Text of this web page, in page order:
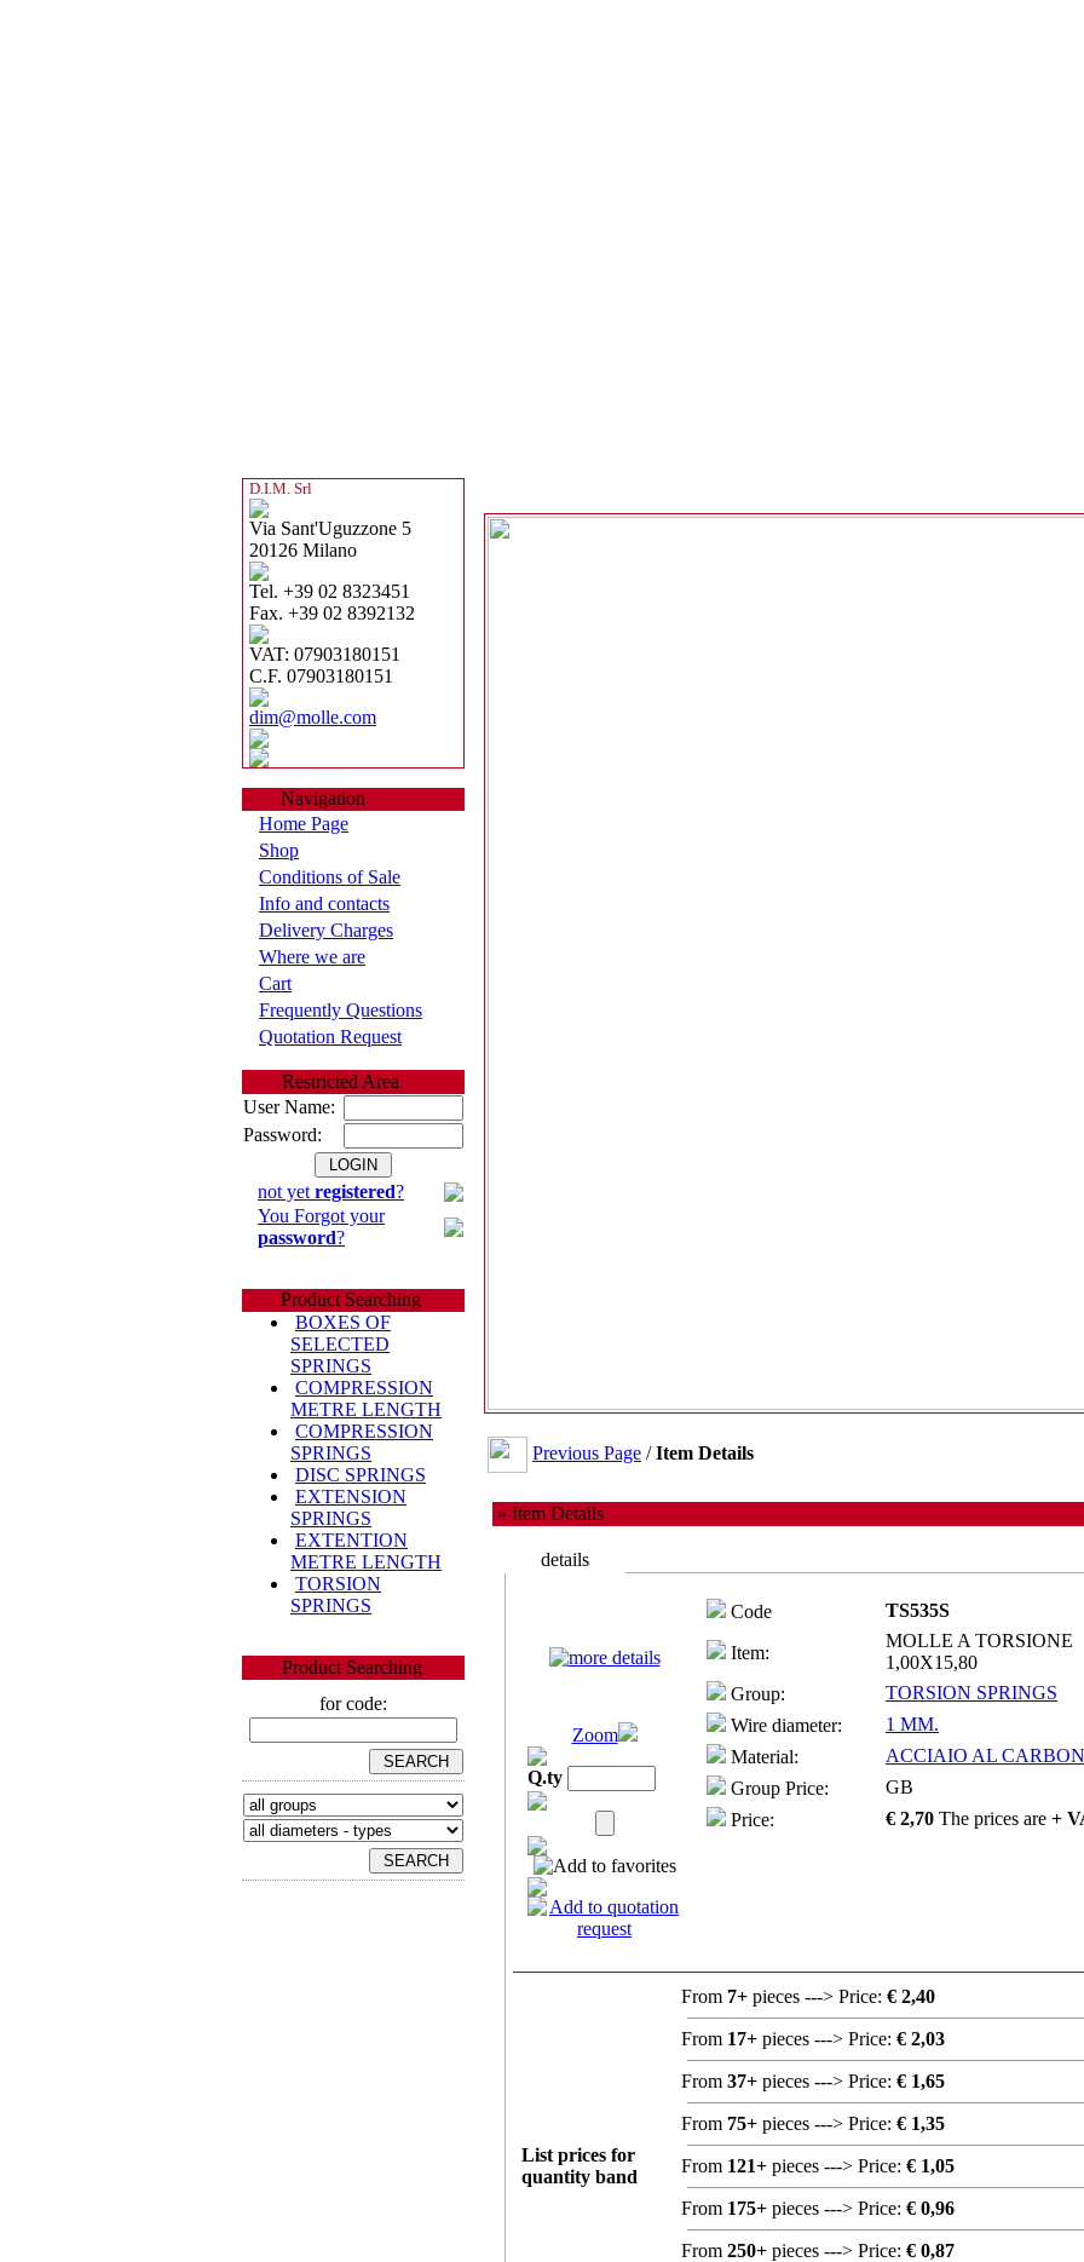
D.I.M. Srl
Via Sant'Uguzzone 5
20126 Milano
Tel. +39 02 8323451
Fax. +39 02 8392132
VAT: 07903180151
C.F. 07903180151
dim@molle.com
Navigation
Home Page
Shop
Conditions of Sale
Info and contacts
Delivery Charges
Where we are
Cart
Frequently Questions
Quotation Request
Restricted Area
User Name:
Password:
not yet registered?
You Forgot your
password?
Product Searching
BOXES OF
SELECTED
SPRINGS
COMPRESSION
METRE LENGTH
COMPRESSION
SPRINGS
DISC SPRINGS
EXTENSION
SPRINGS
EXTENTION
METRE LENGTH
TORSION
SPRINGS
Product Searching
for code:
Previous Page /Item Details
» Item Details
details
Code TS535S
Item:
MOLLE A TORSIONE
1,00X15,80
Group:
TORSION SPRINGS
Wire diameter:
1 MM.
Material:
ACCIAIO AL
Group Price:
GB
Price:
€ 2,70 The prices are +
Zoom
Q.ty
List prices for
quantity band
From 7+ pieces ---> Price: € 2,40
From 17+ pieces ---> Price: € 2,03
From 37+ pieces ---> Price: € 1,65
From 75+ pieces ---> Price: € 1,35
From 121+ pieces ---> Price: € 1,05
From 175+ pieces ---> Price: € 0,96
From 250+ pieces ---> Price: € 0,87